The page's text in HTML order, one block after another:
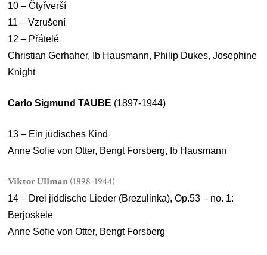
10 – Čtyřverší
11 – Vzrušení
12 – Přátelé
Christian Gerhaher, Ib Hausmann, Philip Dukes, Josephine
Knight
Carlo Sigmund TAUBE (1897-1944)
13 – Ein jüdisches Kind
Anne Sofie von Otter, Bengt Forsberg, Ib Hausmann
Viktor Ullman(1898-1944)
14 – Drei jiddische Lieder (Brezulinka), Op.53 – no. 1:
Berjoskele
Anne Sofie von Otter, Bengt Forsberg